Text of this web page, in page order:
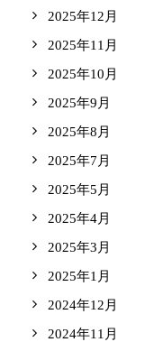
2025年12月
2025年11月
2025年10月
2025年9月
2025年8月
2025年7月
2025年5月
2025年4月
2025年3月
2025年1月
2024年12月
2024年11月